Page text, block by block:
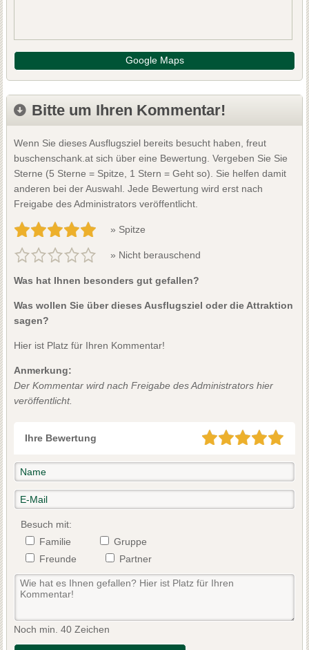
Google Maps
Bitte um Ihren Kommentar!
Wenn Sie dieses Ausflugsziel bereits besucht haben, freut
buschenschank.at sich über eine Bewertung. Vergeben Sie Sie
Sterne (5 Sterne = Spitze, 1 Stern = Geht so). Sie helfen damit
anderen bei der Auswahl. Jede Bewertung wird erst nach
Freigabe des Administrators veröffentlicht.
» Spitze
» Nicht berauschend
Was hat Ihnen besonders gut gefallen?
Was wollen Sie über dieses Ausflugsziel oder die Attraktion
sagen?
Hier ist Platz für Ihren Kommentar!
Anmerkung:
Der Kommentar wird nach Freigabe des Administrators hier
veröffentlicht.
Ihre Bewertung
Besuch mit:
Familie
Gruppe
Freunde
Partner
Noch min. 40 Zeichen